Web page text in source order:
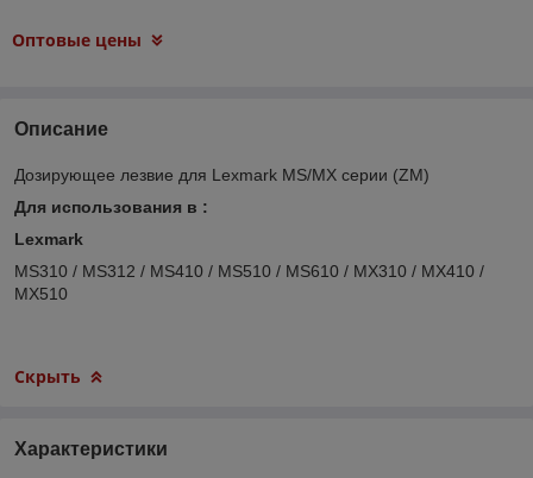
Оптовые цены
Описание
Дозирующее лезвие для Lexmark MS/MX серии (ZM)
Для использования в :
Lexmark
MS310 / MS312 / MS410 / MS510 / MS610 / MX310 / MX410 /
MX510
Скрыть
Характеристики